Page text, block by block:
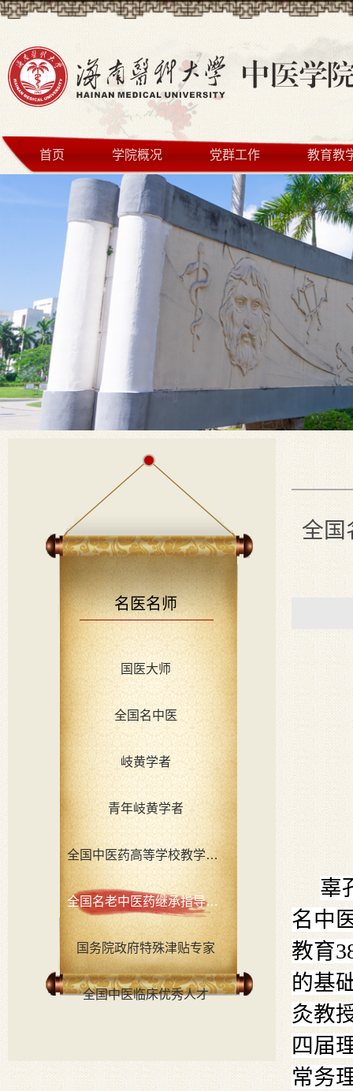
首页 学院概况 党群工作 教育教
名医名师
国医大师
全国名中医
岐黄学者
青年岐黄学者
全国中医药高等学校教学名师
全国名老中医药继承指导老师
国务院政府特殊津贴专家
全国中医临床优秀人才
全
辜
名中
教育
的基
灸教
四届
常务